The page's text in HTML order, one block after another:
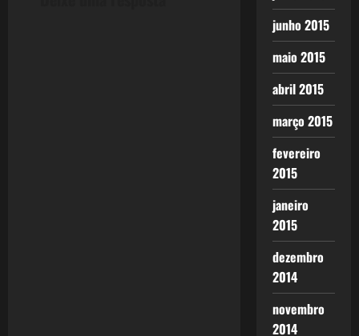
junho 2015
maio 2015
abril 2015
março 2015
fevereiro
2015
janeiro
2015
dezembro
2014
novembro
2014